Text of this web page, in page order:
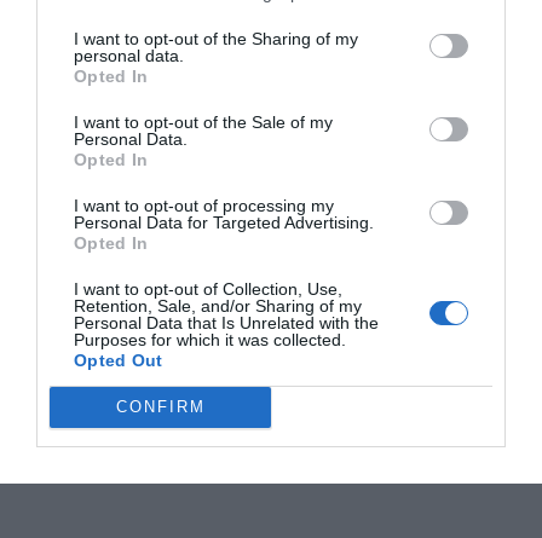
I want to opt-out of the Sharing of my
personal data.
Opted In
I want to opt-out of the Sale of my
Personal Data.
Opted In
I want to opt-out of processing my
Personal Data for Targeted Advertising.
Opted In
I want to opt-out of Collection, Use,
Retention, Sale, and/or Sharing of my
Personal Data that Is Unrelated with the
Purposes for which it was collected.
Opted Out
CONFIRM